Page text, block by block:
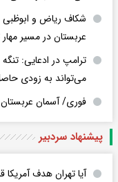
شکاف ریاض و ابوظبی
عربستان در مسیر
ترامپ در ادعایی:
می‌تواند به‌ زودی
فوری/ آسمان
پیشنهاد سردبیر
آیا تهران هدف آمریکا